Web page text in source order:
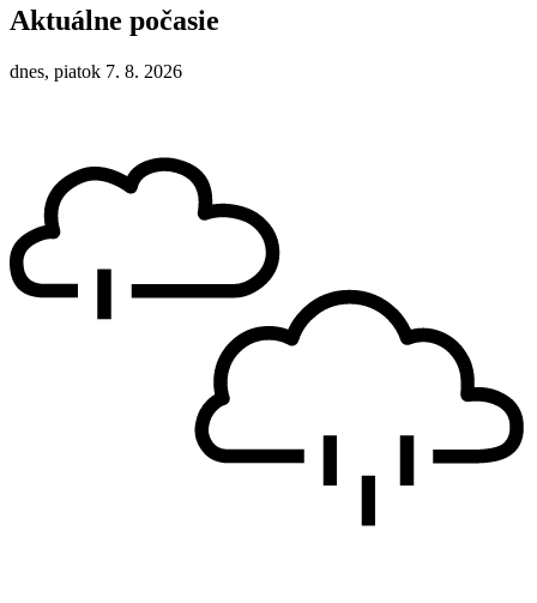
Aktuálne počasie
dnes, piatok 7. 8. 2026